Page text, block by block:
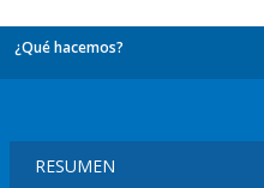
¿Qué hacemos?